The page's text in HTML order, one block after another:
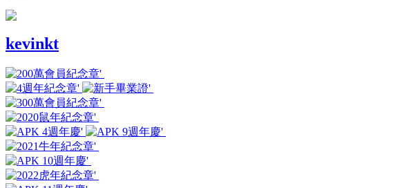
kevinkt